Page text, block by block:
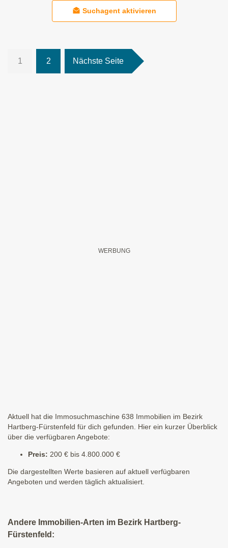
Suchagent aktivieren
1 2 Nächste Seite
Aktuell hat die Immosuchmaschine 638 Immobilien im Bezirk
Hartberg-Fürstenfeld für dich gefunden. Hier ein kurzer Überblick
über die verfügbaren Angebote:
Preis: 200 € bis 4.800.000 €
Die dargestellten Werte basieren auf aktuell verfügbaren
Angeboten und werden täglich aktualisiert.
Andere Immobilien-Arten im Bezirk Hartberg-
Fürstenfeld: